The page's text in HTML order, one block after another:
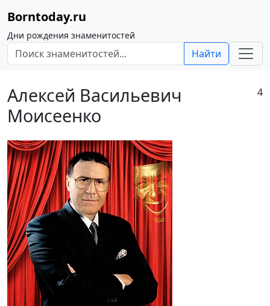
Borntoday.ru
Дни рождения знаменитостей
Найти
Алексей Васильевич
Моисеенко
4